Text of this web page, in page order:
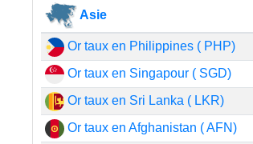
Asie
Or taux en Philippines ( PHP)
Or taux en Singapour ( SGD)
Or taux en Sri Lanka ( LKR)
Or taux en Afghanistan ( AFN)